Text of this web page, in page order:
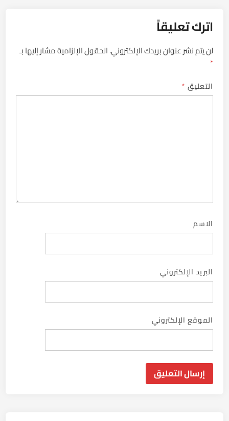
اترك تعليقاً
لن يتم نشر عنوان بريدك الإلكتروني.الحقول الإلزامية مشار إليها بـ
*
التعليق*
الاسم
البريد الإلكتروني
الموقع الإلكتروني